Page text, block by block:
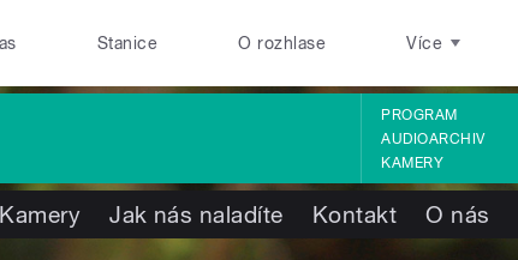
Stanice O rozhlase Více
PROGRAM
AUDIOARCHIV
KAMERY
Kamery Jak nás naladíte Kontakt O nás